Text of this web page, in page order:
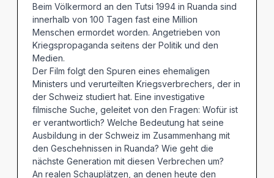
Beim Völkermord an den Tutsi 1994 in Ruanda sind
innerhalb von 100 Tagen fast eine Million
Menschen ermordet worden. Angetrieben von
Kriegspropaganda seitens der Politik und den
Medien.
Der Film folgt den Spuren eines ehemaligen
Ministers und verurteilten Kriegsverbrechers, der in
der Schweiz studiert hat. Eine investigative
filmische Suche, geleitet von den Fragen: Wofür ist
er verantwortlich? Welche Bedeutung hat seine
Ausbildung in der Schweiz im Zusammenhang mit
den Geschehnissen in Ruanda? Wie geht die
nächste Generation mit diesen Verbrechen um?
An realen Schauplätzen, an denen heute den